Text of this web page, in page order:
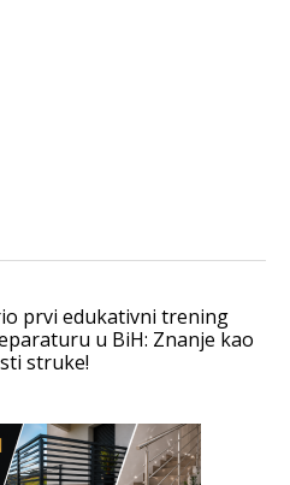
prvi edukativni trening
u BiH: Znanje kao
struke!